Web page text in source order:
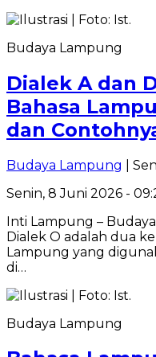
Budaya Lampung
Dialek A dan
Bahasa
dan
Budaya Lampung
|
Senin, 8 Juni 2026 -
Inti Lampung –
Dialek O adalah dua
Lampung yang
di…
Budaya Lampung